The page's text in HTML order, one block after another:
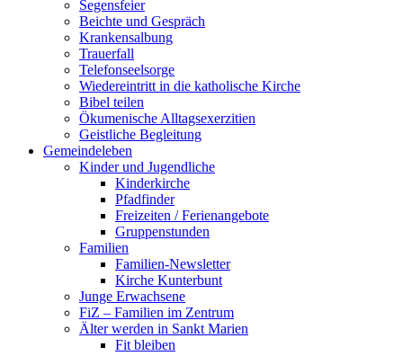
Segensfeier
Beichte und Gespräch
Krankensalbung
Trauerfall
Telefonseelsorge
Wiedereintritt in die katholische Kirche
Bibel teilen
Ökumenische Alltagsexerzitien
Geistliche Begleitung
Gemeindeleben
Kinder und Jugendliche
Kinderkirche
Pfadfinder
Freizeiten / Ferienangebote
Gruppenstunden
Familien
Familien-Newsletter
Kirche Kunterbunt
Junge Erwachsene
FiZ – Familien im Zentrum
Älter werden in Sankt Marien
Fit bleiben